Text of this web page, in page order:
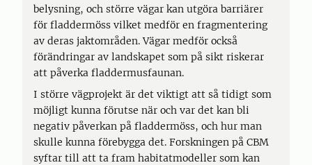
belysning, och större vägar kan utgöra barriärer
för fladdermöss vilket medför en fragmentering
av deras jaktområden. Vägar medför också
förändringar av landskapet som på sikt riskerar
att påverka fladdermusfaunan.
I större vägprojekt är det viktigt att så tidigt som
möjligt kunna förutse när och var det kan bli
negativ påverkan på fladdermöss, och hur man
skulle kunna förebygga det. Forskningen på CBM
syftar till att ta fram habitatmodeller som kan